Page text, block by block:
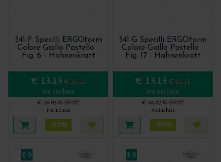
541-F Specilli ERGOform
Colore Giallo Pastello -
Fig. 6 - Hahnenkratt
€ 13.13 € 16.41
iva esclusa
€ 16.02€ 20.02
iva inclusa
Aggiungi al carrello
-20%
Acquista più tardi
541-G Specilli ERGOform
Colore Giallo Pastello -
Fig. 17 - Hahnenkratt
€ 13.13 € 16.41
iva esclusa
€ 16.02€ 20.02
iva inclusa
Aggiungi al carrello
-20%